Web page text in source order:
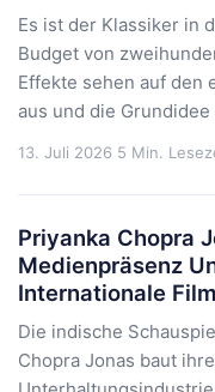
Es ist der Klassiker in
Budget von
Effekte sehen auf den
aus und die
13. Juli 2026 5 Min.
Priyanka Chopra
Medienpräsenz
Internationale
Die indische
Chopra Jonas baut